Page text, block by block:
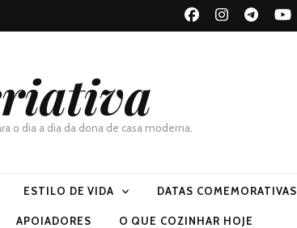
o dia a dia da dona de casa moderna.
ESTILO DE VIDA DATAS COMEMORATIVAS
APOIADORES O QUE COZINHAR HOJE